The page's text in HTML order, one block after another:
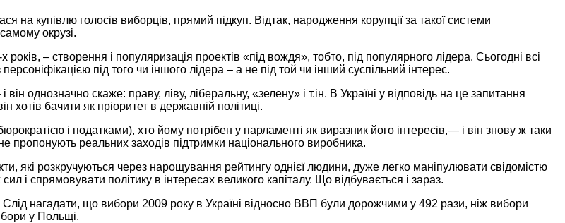
на купівлю голосів виборців, прямий підкуп. Відтак, народження корупціїза такоїсистеми
окрузі.
років, – створення і популяризація проектів «під вождя», тобто, під популярного лідера. Сьогодні всі
персоніфікацією під того чи іншого лідера – а не під той чи інший суспільний інтерес.
однозначно скаже: праву, ліву, ліберальну, «зелену» і т.ін. В Україні у відповідь на це запитання
хотів бачити як пріоритет в державній політиці.
і податками), хто йому потрібен у парламенті як виразник його інтересів,— і він знову ж таки
пропонують реальних заходів підтримки національного виробника.
які розкручуються через нарощування рейтингу однієї людини, дуже легко маніпулювати свідомістю
і спрямовувати політику в інтересах великого капіталу. Що відбувається і зараз.
Слід нагадати, що вибори 2009 року в Україні відносно ВВП були дорожчими у 492 рази, ніж вибори
у Польщі.